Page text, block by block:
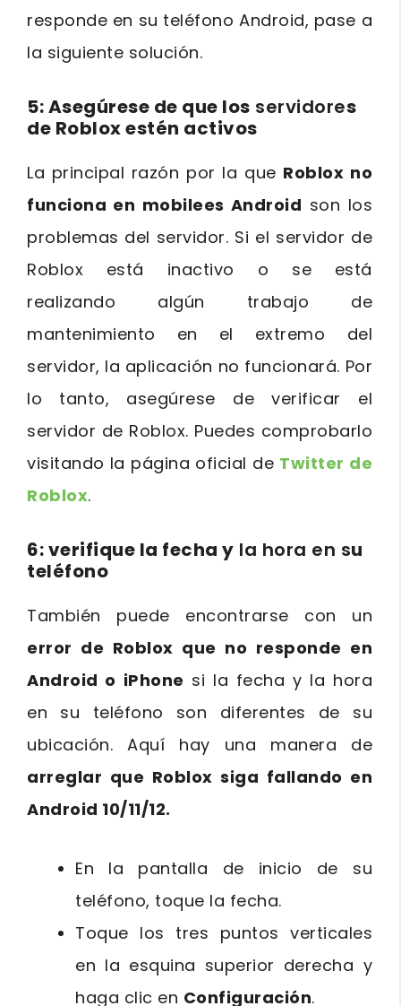
responde en su teléfono Android, pase a
la siguiente solución.
5: Asegúrese de que los servidores
de Roblox estén activos
La principal razón por la que Roblox no
funciona en mobilees Android son los
problemas del servidor. Si el servidor de
Roblox está inactivo o se está
realizando algún trabajo de
mantenimiento en el extremo del
servidor, la aplicación no funcionará. Por
lo tanto, asegúrese de verificar el
servidor de Roblox. Puedes comprobarlo
visitando la página oficial de Twitter de
Roblox.
6: verifique la fecha y la hora en su
teléfono
También puede encontrarse con un
error de Roblox que no responde en
Android o iPhone si la fecha y la hora
en su teléfono son diferentes de su
ubicación. Aquí hay una manera de
arreglar que Roblox siga fallando en
Android 10/11/12.
En la pantalla de inicio de su
teléfono, toque la fecha.
Toque los tres puntos verticales
en la esquina superior derecha y
haga clic en Configuración.